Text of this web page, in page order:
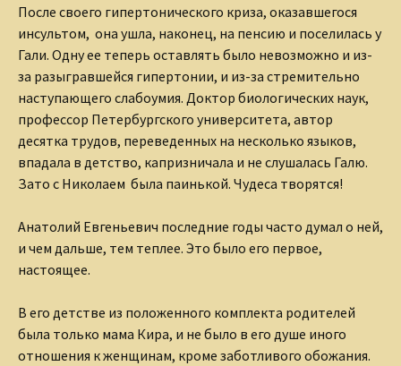
После своего гипертонического криза, оказавшегося
инсультом, она ушла, наконец, на пенсию и поселилась у
Гали. Одну ее теперь оставлять было невозможно и из-
за разыгравшейся гипертонии, и из-за стремительно
наступающего слабоумия. Доктор биологических наук,
профессор Петербургского университета, автор
десятка трудов, переведенных на несколько языков,
впадала в детство, капризничала и не слушалась Галю.
Зато с Николаем была паинькой. Чудеса творятся!
Анатолий Евгеньевич последние годы часто думал о ней,
и чем дальше, тем теплее. Это было его первое,
настоящее.
В его детстве из положенного комплекта родителей
была только мама Кира, и не было в его душе иного
отношения к женщинам, кроме заботливого обожания.